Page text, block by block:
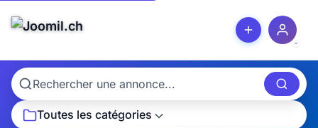
Toutes les catégories